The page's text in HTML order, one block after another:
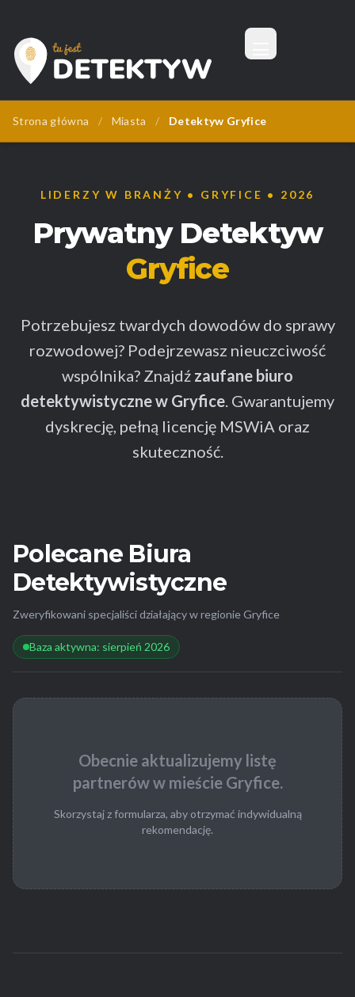
Tu Jest Detektyw
Menu
Strona główna / Miasta / Detektyw Gryfice
LIDERZY W BRANŻY • GRYFICE • 2026
Prywatny Detektyw
Gryfice
Potrzebujesz twardych dowodów do sprawy
rozwodowej? Podejrzewasz nieuczciwość
wspólnika? Znajdź zaufane biuro
detektywistyczne w Gryfice. Gwarantujemy
dyskrecję, pełną licencję MSWiA oraz
skuteczność.
Polecane Biura
Detektywistyczne
Zweryfikowani specjaliści działający w regionie Gryfice
Baza aktywna: sierpień 2026
Obecnie aktualizujemy listę
partnerów w mieście Gryfice.
Skorzystaj z formularza, aby otrzymać indywidualną
rekomendację.